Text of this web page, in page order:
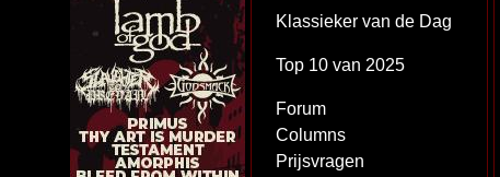
Klassieker van de Dag
Top 10 van 2025
Forum
Columns
Prijsvragen